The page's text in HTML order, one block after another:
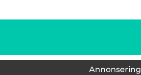
Annonsering